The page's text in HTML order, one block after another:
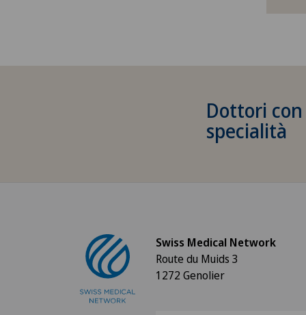
Check-up per donne
Check-up per gli atleti
Chirurgia del ginocchio
Dottori
specialità
Swiss Medical Network
Route du Muids 3
1272 Genolier